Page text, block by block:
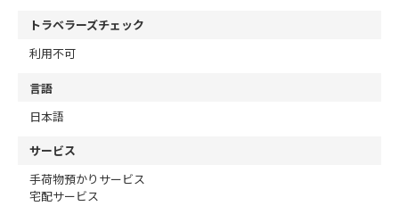
トラベラーズチェック
利用不可
言語
日本語
サービス
手荷物預かりサービス
宅配サービス